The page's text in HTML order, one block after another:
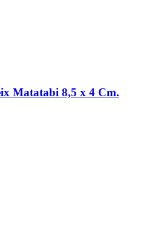
Matatabi 8,5 x 4 Cm.